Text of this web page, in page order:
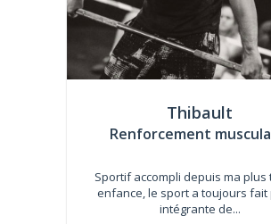
Thibault
Renforcement
Sportif accompli depuis ma plus
enfance, le sport a toujours fait
intégrante de...